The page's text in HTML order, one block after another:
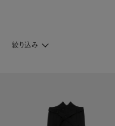
絞り込み